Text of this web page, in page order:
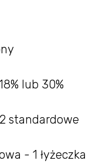
lub 30%
standardowe
- 1 łyżeczka